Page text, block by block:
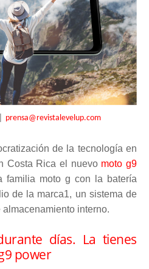
prensa@revistalevelup.com
de la tecnología en
Costa Rica el nuevo moto g9
familia moto g con la batería
de la marca1, un sistema de
interno.
días. La tienes
power